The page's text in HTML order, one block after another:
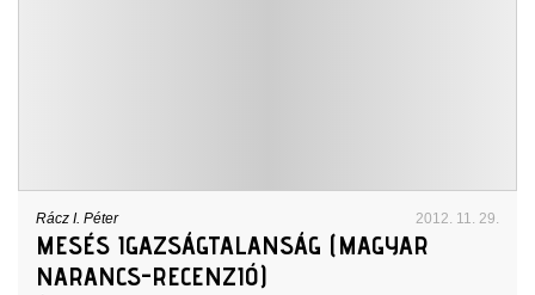
Rácz I. Péter 2012. 11. 29.
MESÉS IGAZSÁGTALANSÁG (MAGYAR
NARANCS-RECENZIÓ)